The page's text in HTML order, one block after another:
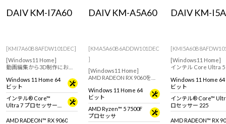
DAIV KM-I7A60
[KMI7A60B8AFDW101DEC]
[Windows11 Home]
動画編集から3D制作におす
7 と RADEON RX 9060を搭載
したクリエイター向けデス
クトップPC。
Windows 11 Home 64
ビット
インテル® Core™
Ultra 7 プロセッサー
265
AMD RADEON™ RX 9060
DAIV KM-A5A60
[KMA5A60B6ADDW101DEC
]
[Windows11 Home]
AMD RADEON RX 9060を搭
スクトップPC
Windows 11 Home 64
ビット
AMD Ryzen™ 5 7500F
プロセッサ
DAIV KM-
[Windows11 Home]
インテル Core Ultra 5
画編集も3D制作もこ
リエイター向けデス
プPC。
Windows 11 Home 64
ビット
インテル® Core™
ロセッサー 225
AMD RADEON™ RX